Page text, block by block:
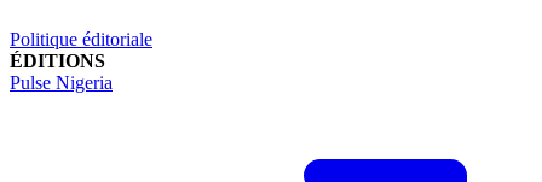
Politique éditoriale
ÉDITIONS
Pulse Nigeria